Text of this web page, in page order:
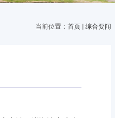
当前位置： 首页 综合要闻